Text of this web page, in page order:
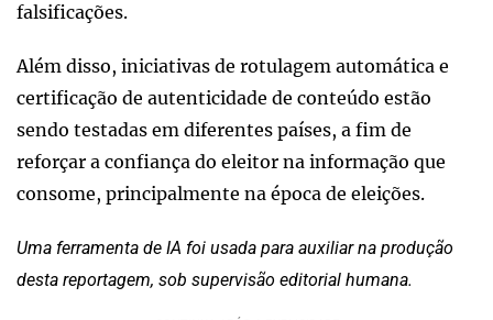
falsificações.
Além disso, iniciativas de rotulagem automática e
certificação de autenticidade de conteúdo estão
sendo testadas em diferentes países, a fim de
reforçar a confiança do eleitor na informação que
consome, principalmente na época de eleições.
Uma ferramenta de IA foi usada para auxiliar na produção
desta reportagem, sob supervisão editorial humana.